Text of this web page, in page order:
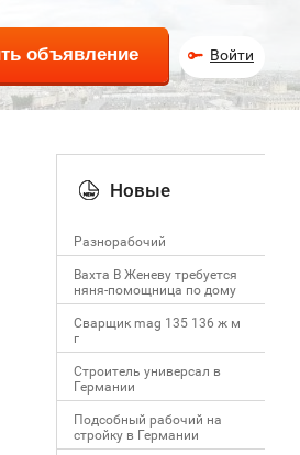
Войти
Новые
Разнорабочий
Вахта В Женеву требуется
няня-помощница по дому
Сварщик mag 135 136 ж м
г
Строитель универсал в
Германии
Подсобный рабочий на
стройку в Германии